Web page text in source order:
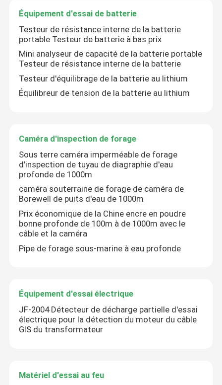
Vidéos
À propos de nous
Visite de l'usine
Nous contacter
Demandez un devis
Équipement d'essai électrique
Matériel d'essai au feu
Huile réutilisant la machine
équipement de test à haute tension
Équipement d'essai de batterie
Testeur de résistance interne de la batterie
portable Testeur de batterie à bas prix
Mini analyseur de capacité de la batterie portable
Testeur de résistance interne de la batterie
Testeur d'équilibrage de la batterie au lithium
Équilibreur de tension de la batterie au lithium
Caméra d'inspection de forage
Sous terre caméra imperméable de forage
d'inspection de tuyau de diagraphie d'eau
profonde de 1000m
caméra souterraine de forage de caméra de
Borewell de puits d'eau de 1000m
Prix économique de la Chine encre en poudre
bonne profonde de 100m à de 1000m avec le
câble et la caméra
Pipe de forage sous-marine à eau profonde
Équipement d'essai électrique
JF-2004 Détecteur de décharge partielle d'essai
électrique pour la détection du moteur du câble
GIS du transformateur
Matériel d'essai au feu